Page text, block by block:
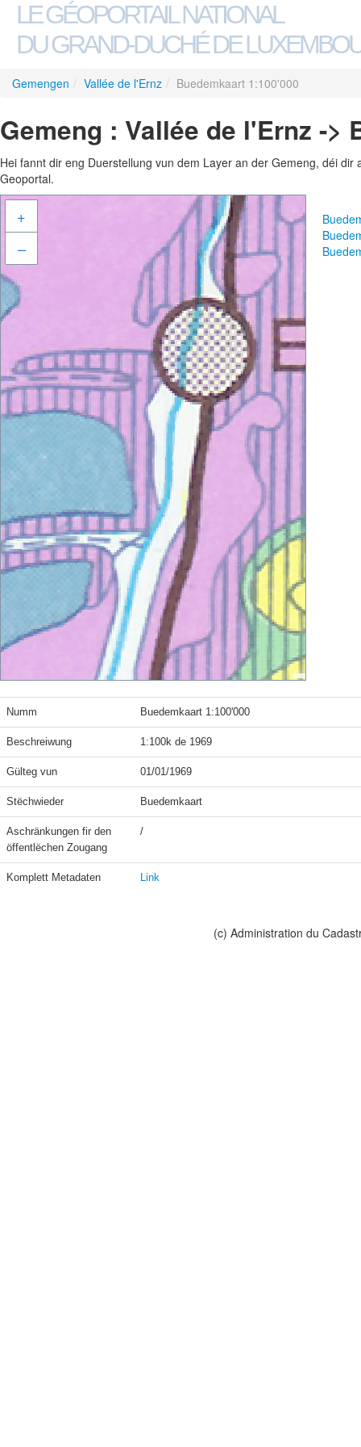
LE GÉOPORTAIL NATIONAL
DU GRAND-DUCHÉ DE
Gemengen / Vallée de l'Ernz / Buedemkaart 1:100'000
Gemeng : Vallée de l'Ernz ->
Hei fannt dir eng Duerstellung vun dem Layer an der Gemeng, déi
Geoportal.
+
–
Numm Buedemkaart 1:100'000
Beschreiwung 1:100k de 1969
Gülteg vun 01/01/1969
Stëchwieder Buedemkaart
Aschränkungen fir den
öffentlëchen Zougang
/
Komplett Metadaten Link
(c) Administration du